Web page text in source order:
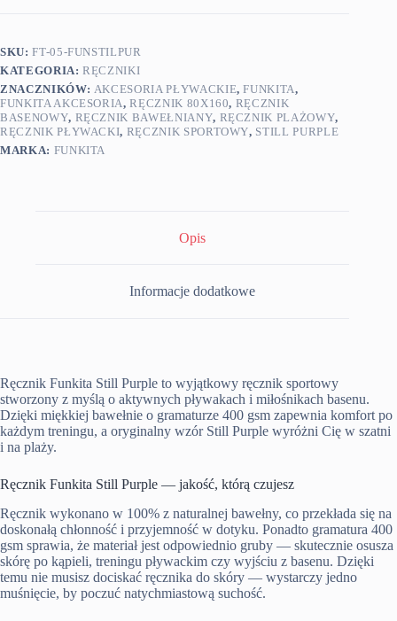
SKU:FT-05-FUNSTILPUR
KATEGORIA:RĘCZNIKI
ZNACZNIKÓW: AKCESORIA PŁYWACKIE,FUNKITA,
FUNKITA AKCESORIA,RĘCZNIK 80X160, RĘCZNIK
BASENOWY, RĘCZNIK BAWEŁNIANY, RĘCZNIK PLAŻOWY,
RĘCZNIK PŁYWACKI, RĘCZNIK SPORTOWY, STILL PURPLE
MARKA: FUNKITA
Opis
Informacje dodatkowe
Ręcznik Funkita Still Purple to wyjątkowy ręcznik sportowy
stworzony z myślą o aktywnych pływakach i miłośnikach basenu.
Dzięki miękkiej bawełnie o gramaturze 400 gsm zapewnia komfort po
każdym treningu, a oryginalny wzór Still Purple wyróżni Cię w szatni
i na plaży.
Ręcznik Funkita Still Purple — jakość, którą czujesz
Ręcznik wykonano w 100% z naturalnej bawełny, co przekłada się na
doskonałą chłonność i przyjemność w dotyku. Ponadto gramatura 400
gsm sprawia, że materiał jest odpowiednio gruby — skutecznie osusza
skórę po kąpieli, treningu pływackim czy wyjściu z basenu. Dzięki
temu nie musisz dociskać ręcznika do skóry — wystarczy jedno
muśnięcie, by poczuć natychmiastową suchość.